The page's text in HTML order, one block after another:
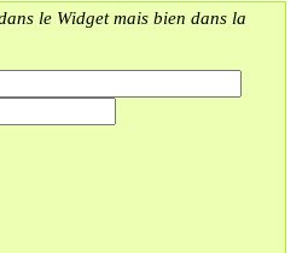
2026
le Widget mais bien dans la